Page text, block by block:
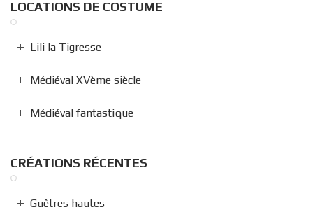
LOCATIONS DE COSTUME
Lili la Tigresse
Médiéval XVème siècle
Médiéval fantastique
CRÉATIONS RÉCENTES
Guêtres hautes